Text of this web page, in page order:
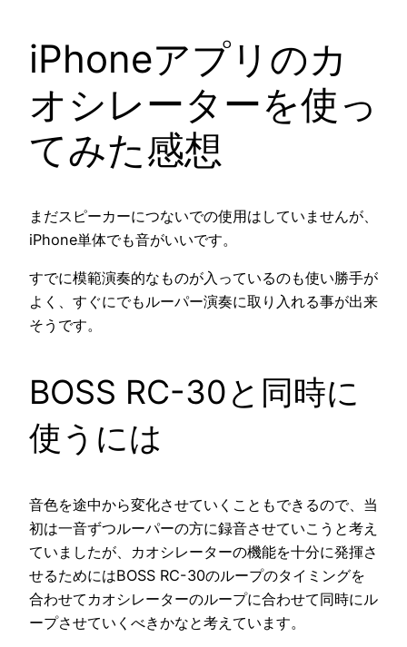
iPhoneアプリのカ
オシレーターを使っ
てみた感想
まだスピーカーにつないでの使用はしていませんが、
iPhone単体でも音がいいです。
すでに模範演奏的なものが入っているのも使い勝手が
よく、すぐにでもルーパー演奏に取り入れる事が出来
そうです。
BOSS RC-30と同時に
使うには
音色を途中から変化させていくこともできるので、当
初は一音ずつルーパーの方に録音させていこうと考え
ていましたが、カオシレーターの機能を十分に発揮さ
せるためにはBOSS RC-30のループのタイミングを
合わせてカオシレーターのループに合わせて同時にル
ープさせていくべきかなと考えています。